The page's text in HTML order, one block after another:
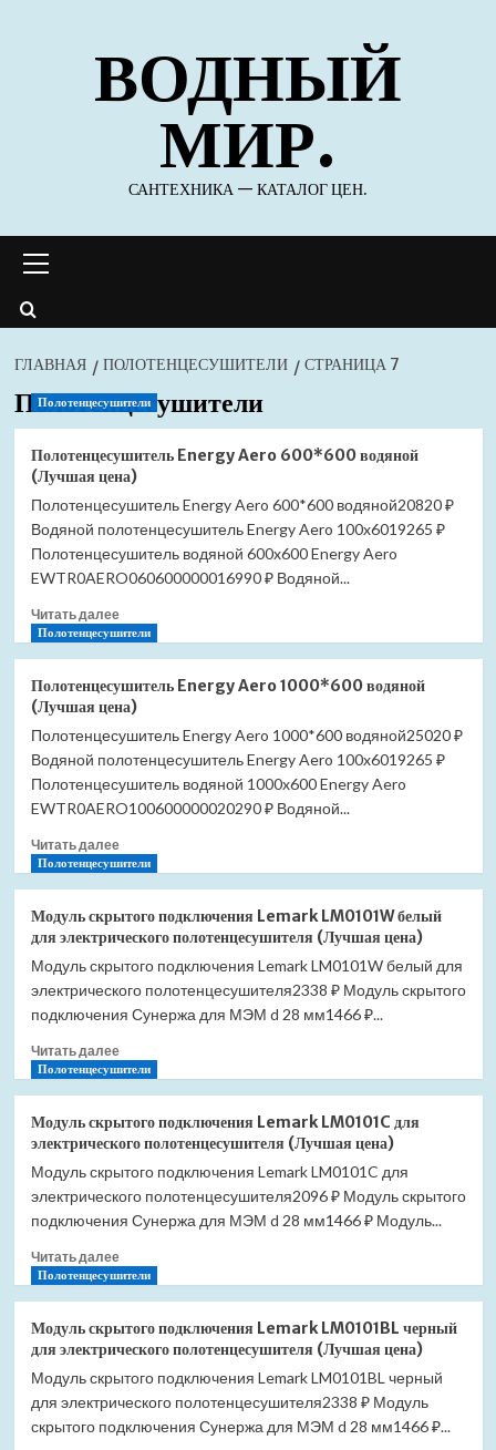
содержимомуВОДНЫЙ
МИР.
САНТЕХНИКА — КАТАЛОГ ЦЕН.
меню
ГЛАВНАЯ ПОЛОТЕНЦЕСУШИТЕЛИ СТРАНИЦА 7
Полотенцесушители
Полотенцесушители
Полотенцесушитель Energy Aero 600*600 водяной
(Лучшая цена)
Полотенцесушитель Energy Aero 600*600 водяной20820 ₽
Водяной полотенцесушитель Energy Aero 100x6019265 ₽
Полотенцесушитель водяной 600x600 Energy Aero
EWTR0AERO060600000016990 ₽ Водяной...
Читать далееПрочитать
больше
Energy
Aero
600*600
водяной
(Лучшая
цена)
Полотенцесушители
Полотенцесушитель Energy Aero 1000*600 водяной
(Лучшая цена)
Полотенцесушитель Energy Aero 1000*600 водяной25020 ₽
Водяной полотенцесушитель Energy Aero 100x6019265 ₽
Полотенцесушитель водяной 1000x600 Energy Aero
EWTR0AERO100600000020290 ₽ Водяной...
Читать далееПрочитать
больше
Energy
Aero
1000*600
водяной
(Лучшая
Полотенцесушители
Модуль скрытого подключения Lemark LM0101W белый
для электрического полотенцесушителя (Лучшая цена)
Модуль скрытого подключения Lemark LM0101W белый для
электрического полотенцесушителя2338 ₽ Модуль скрытого
подключения Сунержа для МЭМ d 28 мм1466 ₽...
Читать далееПрочитать
больше
скрытого
подключения
Lemark
LM0101W
белый
электрического
полотенцесушителя
(Лучшая
Полотенцесушители
Модуль скрытого подключения Lemark LM0101C для
электрического полотенцесушителя (Лучшая цена)
Модуль скрытого подключения Lemark LM0101C для
электрического полотенцесушителя2096 ₽ Модуль скрытого
подключения Сунержа для МЭМ d 28 мм1466 ₽ Модуль...
Читать далееПрочитать
больше
скрытого
подключения
Lemark
LM0101C
для
Полотенцесушители
Модуль скрытого подключения Lemark LM0101BL черный
для электрического полотенцесушителя (Лучшая цена)
Модуль скрытого подключения Lemark LM0101BL черный
для электрического полотенцесушителя2338 ₽ Модуль
скрытого подключения Сунержа для МЭМ d 28 мм1466 ₽...